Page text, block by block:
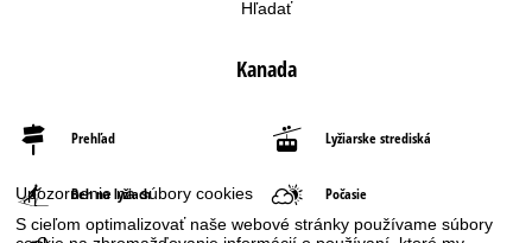
Upozornenie na súbory cookies
S cieľom optimalizovať naše webové stránky používame súbory
Hľadať
Kanada
Prehľad Lyžiarske strediská
Beh na lyžiach Počasie